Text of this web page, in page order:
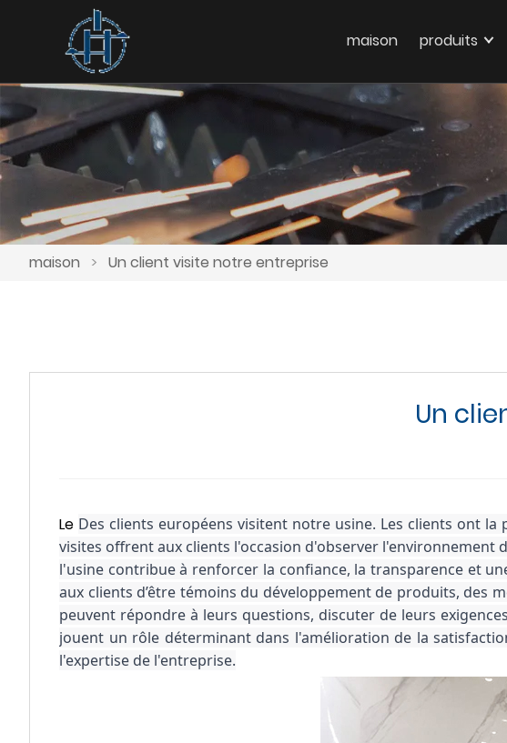
maison produits
maison > Un client visite notre entreprise
Un
Le Des clients européens visitent notre usine. Les clients ont
visites offrent aux clients l'occasion d'observer
l'usine contribue à renforcer la confiance, la transparence et
aux clients d’être témoins du développement de produits, des
peuvent répondre à leurs questions, discuter de leurs
jouent un rôle déterminant dans l'amélioration de la
l'expertise de l'entreprise.